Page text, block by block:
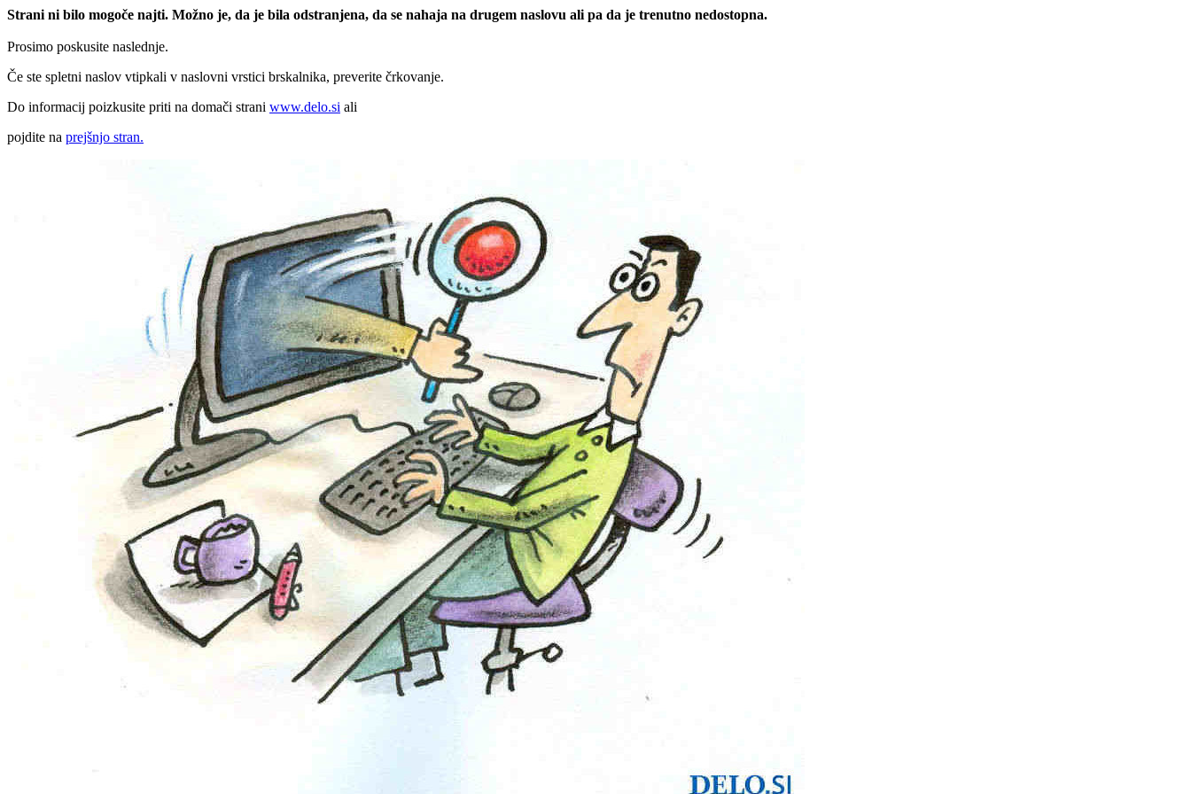
Strani ni bilo mogoče najti. Možno je, da je bila odstranjena, da se nahaja na drugem naslovu ali pa da je trenutno nedostopna.
Prosimo poskusite naslednje.
Če ste spletni naslov vtipkali v naslovni vrstici brskalnika, preverite črkovanje.
Do informacij poizkusite priti na domači strani www.delo.si ali
pojdite na prejšnjo stran.